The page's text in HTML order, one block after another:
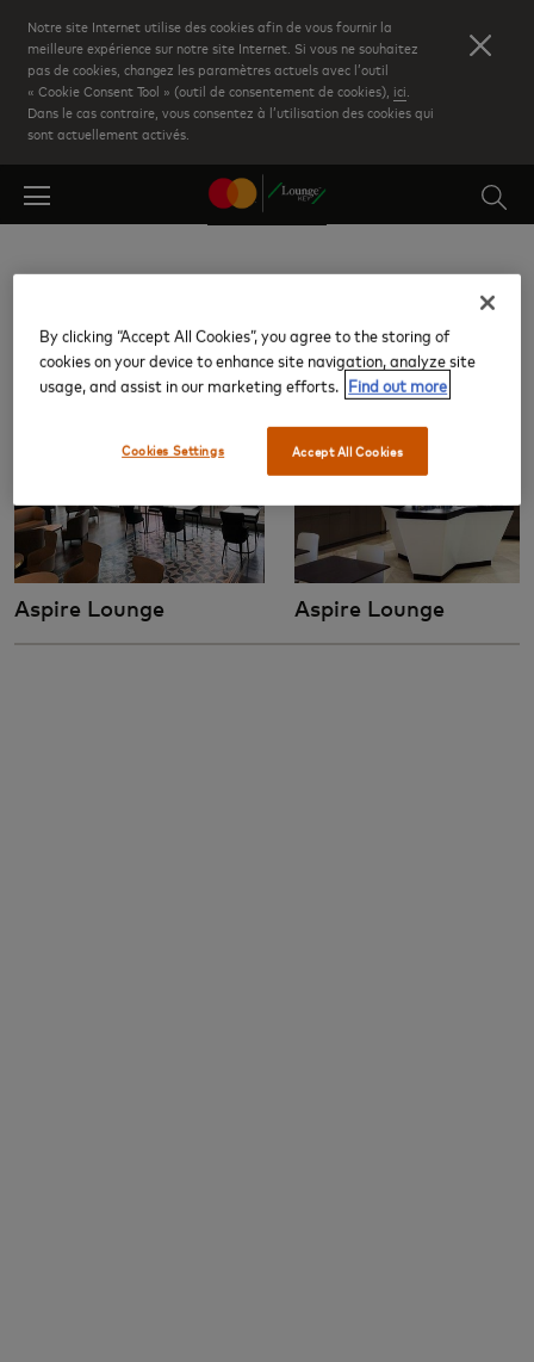
Skip
to
main
content
Notre site Internet utilise des cookies afin de vous fournir la
meilleure expérience sur notre site Internet. Si vous ne souhaitez
pas de cookies, changez les paramètres actuels avec l’outil
« Cookie Consent Tool » (outil de consentement de cookies), ici
Dans le cas contraire, vous consentez à l’utilisation des cookies qui
sont actuellement activés.
Salons
Aspire Lounge Aspire Lounge
By clicking “Accept All Cookies”, you agree to the storing of
cookies on your device to enhance site navigation, analyze site
usage, and assist in our marketing efforts. Find out more
Accept All Cookies
Cookies Settings